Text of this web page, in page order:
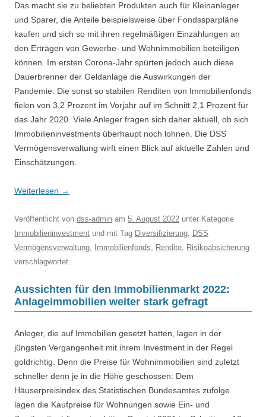
Das macht sie zu beliebten Produkten auch für Kleinanleger
und Sparer, die Anteile beispielsweise über Fondssparpläne
kaufen und sich so mit ihren regelmäßigen Einzahlungen an
den Erträgen von Gewerbe- und Wohnimmobilien beteiligen
können. Im ersten Corona-Jahr spürten jedoch auch diese
Dauerbrenner der Geldanlage die Auswirkungen der
Pandemie: Die sonst so stabilen Renditen von Immobilienfonds
fielen von 3,2 Prozent im Vorjahr auf im Schnitt 2,1 Prozent für
das Jahr 2020. Viele Anleger fragen sich daher aktuell, ob sich
Immobilieninvestments überhaupt noch lohnen. Die DSS
Vermögensverwaltung wirft einen Blick auf aktuelle Zahlen und
Einschätzungen.
Weiterlesen →
Veröffentlicht von dss-admin am 5. August 2022 unter Kategorie
Immobilieninvestment und mit Tag Diversifizierung, DSS
Vermögensverwaltung, Immobilienfonds, Rendite, Risikoabsicherung
verschlagwortet.
Aussichten für den Immobilienmarkt 2022:
Anlageimmobilien weiter stark gefragt
Anleger, die auf Immobilien gesetzt hatten, lagen in der
jüngsten Vergangenheit mit ihrem Investment in der Regel
goldrichtig. Denn die Preise für Wohnimmobilien sind zuletzt
schneller denn je in die Höhe geschossen: Dem
Häuserpreisindex des Statistischen Bundesamtes zufolge
lagen die Kaufpreise für Wohnungen sowie Ein- und